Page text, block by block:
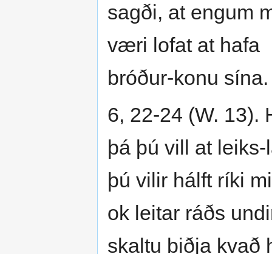
sagði, at engum
væri lofat at hafa
bróður-konu sína.
6, 22-24 (W. 13).
þá þú vill at
þú vilir hálft ríki
ok leitar ráðs
skaltu biðja kvað